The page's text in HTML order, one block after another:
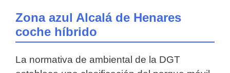
Zona azul Alcalá de Henares
coche híbrido
La normativa de ambiental de la DGT